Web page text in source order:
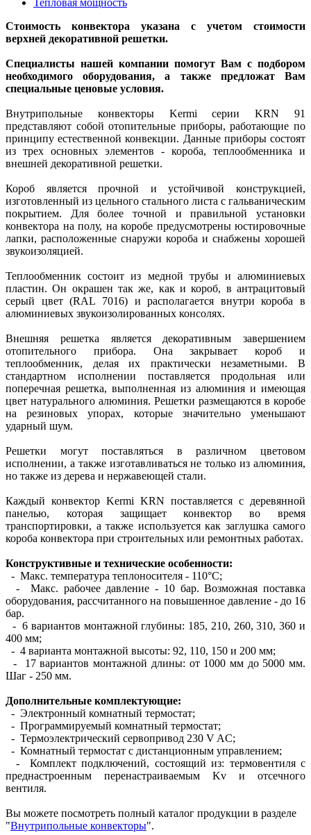
Тепловая мощность
Стоимость конвектора указана с учетом стоимости
верхней декоративной решетки.
Специалисты нашей компании помогут Вам с подбором
необходимого оборудования, а также предложат Вам
специальные ценовые условия.
Внутрипольные конвекторы Kermi серии KRN 91
представляют собой отопительные приборы, работающие по
принципу естественной конвекции. Данные приборы состоят
из трех основных элементов - короба, теплообменника и
внешней декоративной решетки.
Короб является прочной и устойчивой конструкцией,
изготовленный из цельного стального листа с гальваническим
покрытием. Для более точной и правильной установки
конвектора на полу, на коробе предусмотрены юстировочные
лапки, расположенные снаружи короба и снабжены хорошей
звукоизоляцией.
Теплообменник состоит из медной трубы и алюминиевых
пластин. Он окрашен так же, как и короб, в антрацитовый
серый цвет (RAL 7016) и располагается внутри короба в
алюминиевых звукоизолированных консолях.
Внешняя решетка является декоративным завершением
отопительного прибора. Она закрывает короб и
теплообменник, делая их практически незаметными. В
стандартном исполнении поставляется продольная или
поперечная решетка, выполненная из алюминия и имеющая
цвет натурального алюминия. Решетки размещаются в коробе
на резиновых упорах, которые значительно уменьшают
ударный шум.
Решетки могут поставляться в различном цветовом
исполнении, а также изготавливаться не только из алюминия,
но также из дерева и нержавеющей стали.
Каждый конвектор Kermi KRN поставляется с деревянной
панелью, которая защищает конвектор во время
транспортировки, а также используется как заглушка самого
короба конвектора при строительных или ремонтных работах.
Конструктивные и технические особенности:
- Макс. температура теплоносителя - 110°С;
- Макс. рабочее давление - 10 бар. Возможная поставка
оборудования, рассчитанного на повышенное давление - до 16
бар.
- 6 вариантов монтажной глубины: 185, 210, 260, 310, 360 и
400 мм;
- 4 варианта монтажной высоты: 92, 110, 150 и 200 мм;
- 17 вариантов монтажной длины: от 1000 мм до 5000 мм.
Шаг - 250 мм.
Дополнительные комплектующие:
- Электронный комнатный термостат;
- Программируемый комнатный термостат;
- Термоэлектрический сервопривод 230 V AC;
- Комнатный термостат с дистанционным управлением;
- Комплект подключений, состоящий из: термовентиля с
преднастроенным перенастраиваемым Kv и отсечного
вентиля.
Вы можете посмотреть полный каталог продукции в разделе
"Внутрипольные конвекторы".